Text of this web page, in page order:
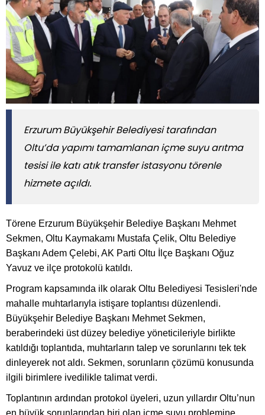
​​​​​​​Erzurum Büyükşehir Belediyesi tarafından
Oltu’da yapımı tamamlanan içme suyu arıtma
tesisi ile katı atık transfer istasyonu törenle
hizmete açıldı.
Törene Erzurum Büyükşehir Belediye Başkanı Mehmet
Sekmen, Oltu Kaymakamı Mustafa Çelik, Oltu Belediye
Başkanı Adem Çelebi, AK Parti Oltu İlçe Başkanı Oğuz
Yavuz ve ilçe protokolü katıldı.
Program kapsamında ilk olarak Oltu Belediyesi Tesisleri'nde
mahalle muhtarlarıyla istişare toplantısı düzenlendi.
Büyükşehir Belediye Başkanı Mehmet Sekmen,
beraberindeki üst düzey belediye yöneticileriyle birlikte
katıldığı toplantıda, muhtarların talep ve sorunlarını tek tek
dinleyerek not aldı. Sekmen, sorunların çözümü konusunda
ilgili birimlere ivedilikle talimat verdi.
Toplantının ardından protokol üyeleri, uzun yıllardır Oltu’nun